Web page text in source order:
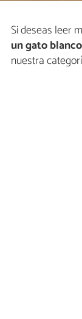
Si deseas leer
un gato blanco
nuestra